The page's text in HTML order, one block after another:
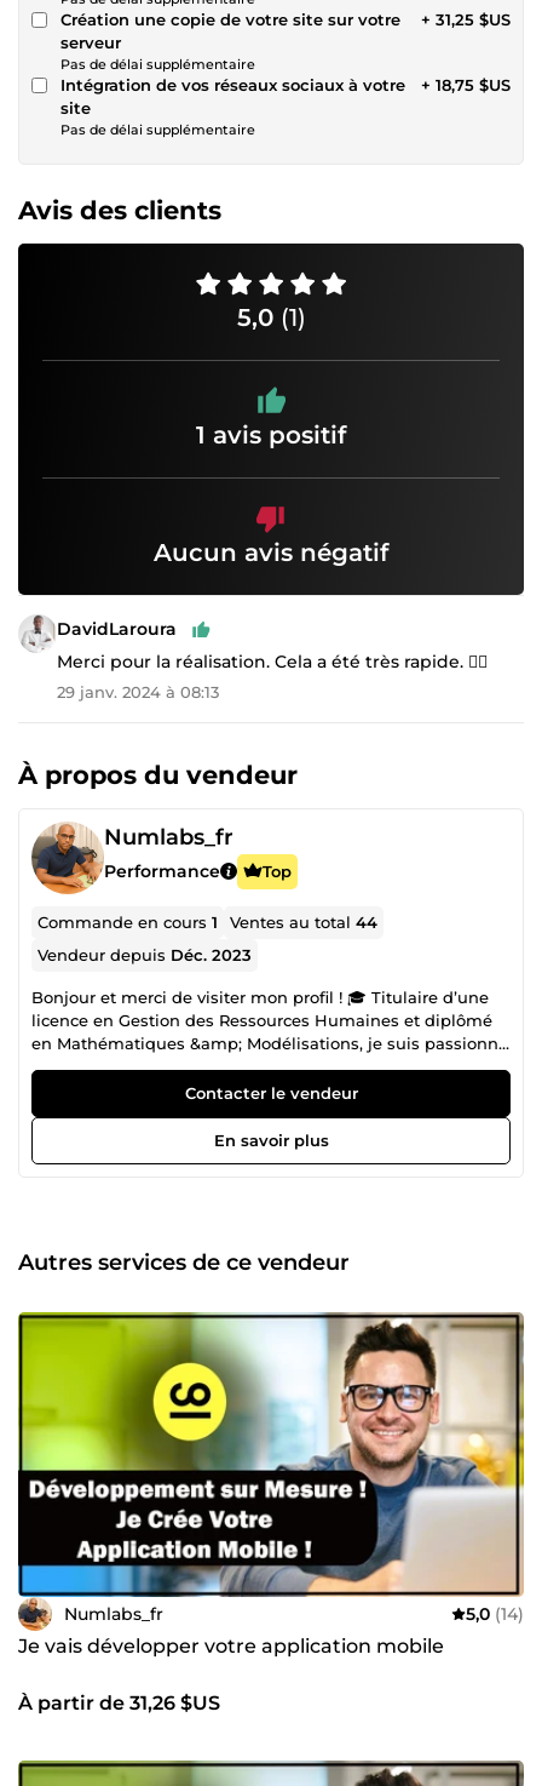
Création une copie de votre site sur votre
serveur
Pas de délai supplémentaire
+ 31,25 $US
Intégration de vos réseaux sociaux à votre
site
Pas de délai supplémentaire
+ 18,75 $US
Avis des clients
5,0 (1)
1 avis positif
Aucun avis négatif
DavidLaroura
Merci pour la réalisation. Cela a été très rapide. 👌🏾
29 janv. 2024 à 08:13
À propos du vendeur
Numlabs_fr
Performance Top
Commande en cours1 Ventes au total44
Vendeur depuis Déc. 2023
Bonjour et merci de visiter mon profil ! 🎓 Titulaire d’une
licence en Gestion des Ressources Humaines et diplômé
en Mathématiques &amp; Modélisations, je suis passionné
par les nouvelles technologies. 💼 Aujourd’hui, je suis : ✅
Développeur web et mobile (spécialisé en WordPress, sites
e-commerce, et applications mobiles sur mesure) ✅
Consultant en Gestion des Ressources Humaines
(optimisation des talents, stratégies RH) ✅ Coach en
particuliers dans la réussite de leurs projets. Vous cherchez
un expert pour votre site web, votre application mobile ou
ensemble vos idées en succès ! 📍 NumLabs.fr
Développeur Web &amp; Mobile | Consultant RH | Coach
en Carrière #Développement_Web #Applications_Mobiles
#WordPress #Sites_E-commerce #Consultant_RH
#Coach_Carrière.
Contacter le vendeur
En savoir plus
Autres services de ce vendeur
Numlabs_fr 5,0 (14)
Je vais développer votre application mobile
À partir de 31,26 $US